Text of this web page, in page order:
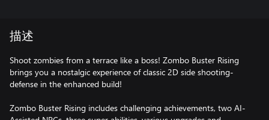
描述
Shoot zombies from a terrace like a boss! Zombo Buster Rising
brings you a nostalgic experience of classic 2D side shooting-
defense in the enhanced build!
Zombo Buster Rising includes challenging achievements, two AI-